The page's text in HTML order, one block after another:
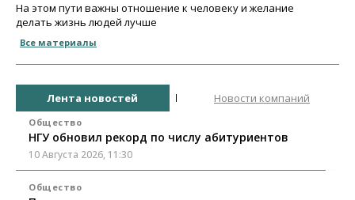
На этом пути важны отношение к человеку и желание
делать жизнь людей лучше
Все материалы
Лента новостей Новости компаний
Общество
НГУ обновил рекорд по числу абитуриентов
10 Августа 2026, 11:30
Общество